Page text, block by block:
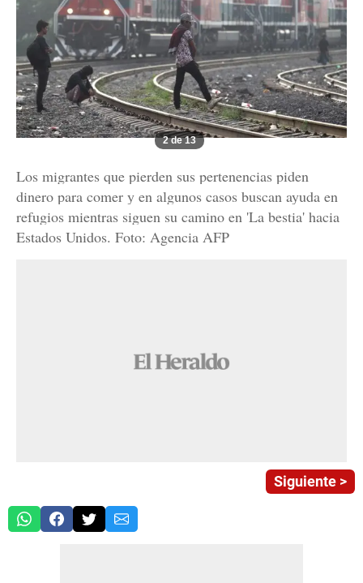
2 de 13
Los migrantes que pierden sus pertenencias piden
dinero para comer y en algunos casos buscan ayuda en
refugios mientras siguen su camino en 'La bestia' hacia
Estados Unidos. Foto: Agencia AFP
Siguiente >